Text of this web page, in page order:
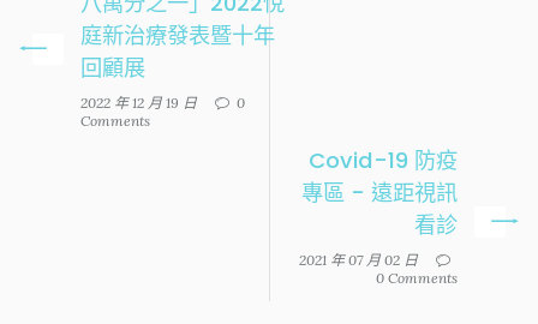
庭新治療發表暨十年
回顧展
2022 年 12 月 19 日
0
Comments
Covid-19 防疫
專區 - 遠距視訊
看診
2021 年 07 月 02 日
0 Comments